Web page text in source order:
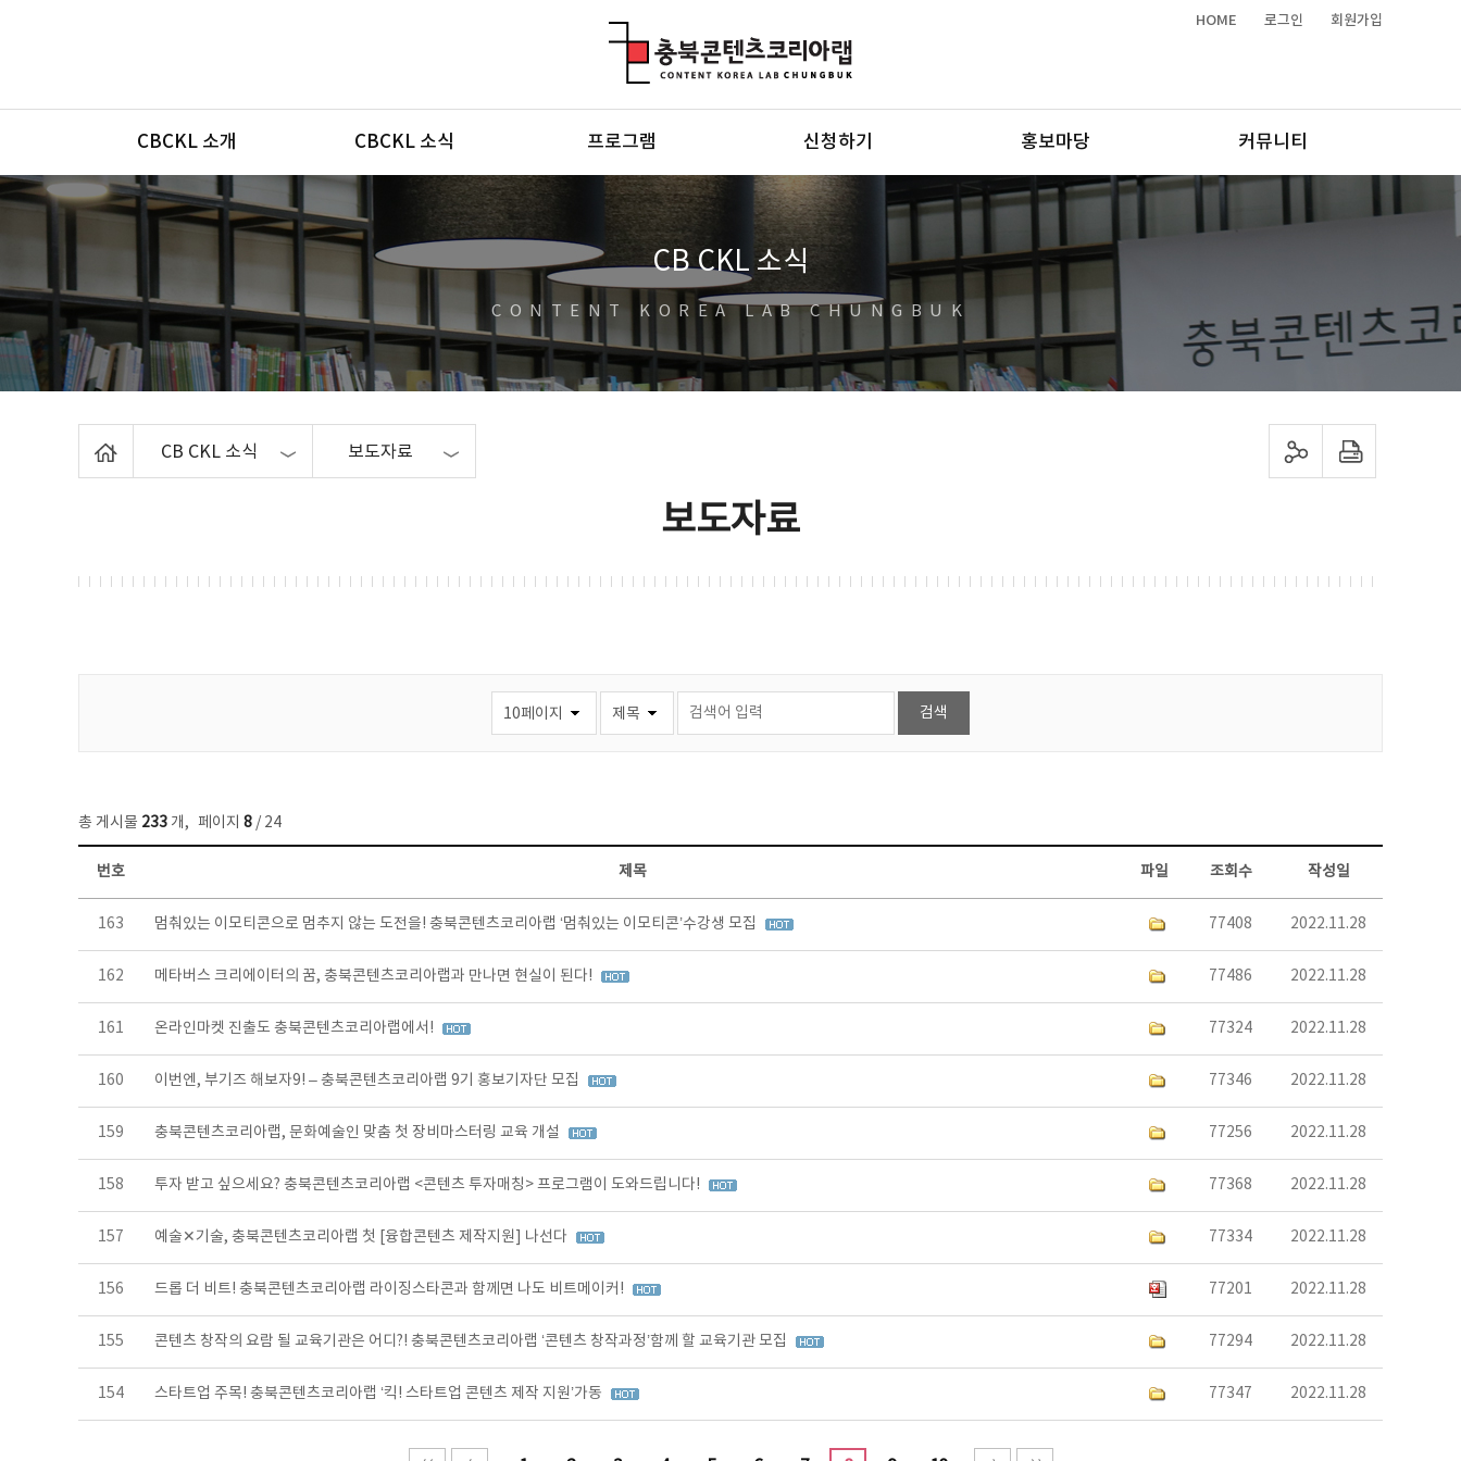
HOME 로그인 회원가입
메뉴
CBCKL 소개 CBCKL 소식 프로그램 신청하기 홍보마당 커뮤니티
CB CKL 소식
CONTENT KOREA LAB CHUNGBUK
CB CKL 소식 보도자료 sns 공유하기 프린트하기
보도자료
총 게시물 233 개, 페이지 8 / 24
보도자료 목록 - 번호, 제목, 작성자, 파일, 조회수, 작성일 정보 제공
번호 제목 파일 조회수 작성일
163 멈춰있는 이모티콘으로 멈추지 않는 도전을! 충북콘텐츠코리아랩 ‘멈춰있는 이모티콘’수강생 모집 77408 2022.11.28
162 메타버스 크리에이터의 꿈, 충북콘텐츠코리아랩과 만나면 현실이 된다! 77486 2022.11.28
161 온라인마켓 진출도 충북콘텐츠코리아랩에서! 77324 2022.11.28
160 이번엔, 부기즈 해보자9! – 충북콘텐츠코리아랩 9기 홍보기자단 모집 77346 2022.11.28
159 충북콘텐츠코리아랩, 문화예술인 맞춤 첫 장비마스터링 교육 개설 77256 2022.11.28
158 투자 받고 싶으세요? 충북콘텐츠코리아랩 <콘텐츠 투자매칭> 프로그램이 도와드립니다! 77368 2022.11.28
157 예술✕기술, 충북콘텐츠코리아랩 첫 [융합콘텐츠 제작지원] 나선다 77334 2022.11.28
156 드롭 더 비트! 충북콘텐츠코리아랩 라이징스타콘과 함께면 나도 비트메이커! 77201 2022.11.28
155 콘텐츠 창작의 요람 될 교육기관은 어디?! 충북콘텐츠코리아랩 ‘콘텐츠 창작과정’함께 할 교육기관 모집 77294 2022.11.28
154 스타트업 주목! 충북콘텐츠코리아랩 ‘킥! 스타트업 콘텐츠 제작 지원’가동 77347 2022.11.28